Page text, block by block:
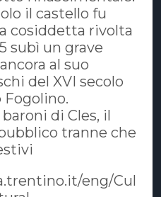
il castello fu
cosiddetta rivolta
subì un grave
al suo
del XVI secolo
di Cles, il
tranne che
eng/Cul